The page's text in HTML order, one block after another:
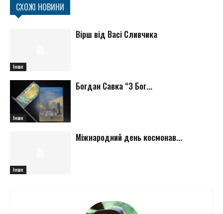
СХОЖІ НОВИНИ
Інше
Вірш від Васі Сливчика
Інше
Богдан Савка “З Бог...
Інше
Міжнародний день космонав...